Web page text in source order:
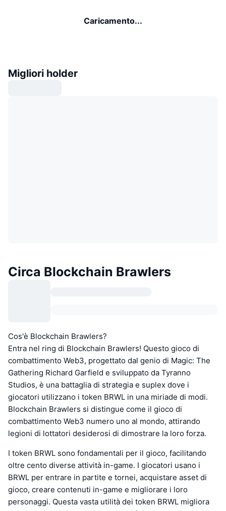
Caricamento...
Migliori holder
Circa Blockchain Brawlers
Cos'è Blockchain Brawlers?
Entra nel ring di Blockchain Brawlers! Questo gioco di
combattimento Web3, progettato dal genio di Magic: The
Gathering Richard Garfield e sviluppato da Tyranno
Studios, è una battaglia di strategia e suplex dove i
giocatori utilizzano i token BRWL in una miriade di modi.
Blockchain Brawlers si distingue come il gioco di
combattimento Web3 numero uno al mondo, attirando
legioni di lottatori desiderosi di dimostrare la loro forza.
I token BRWL sono fondamentali per il gioco, facilitando
oltre cento diverse attività in-game. I giocatori usano i
BRWL per entrare in partite e tornei, acquistare asset di
gioco, creare contenuti in-game e migliorare i loro
personaggi. Questa vasta utilità dei token BRWL migliora